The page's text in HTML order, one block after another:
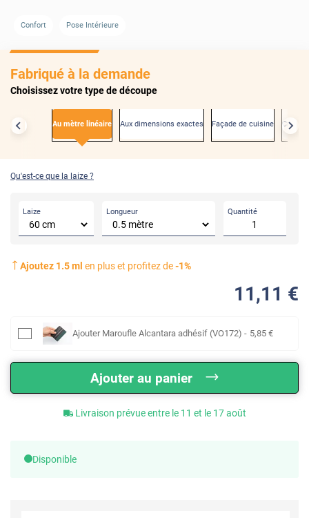
AVANT
Confort Pose Intérieure
Fabriqué à la demande
Choisissez votre type de découpe
Au mètre linéaire Aux dimensions exactes Façade de cuisine
Qu'est-ce que la laize ?
Laize Longueur Quantité
Ajoutez 1.5ml en plus et profitez de-1%
11 ,11 €
Ajouter Maroufle Alcantara adhésif (VO172) - 5,85 €
Ajouter au panier
Livraison prévue entre le 11 et le 17 août
Disponible